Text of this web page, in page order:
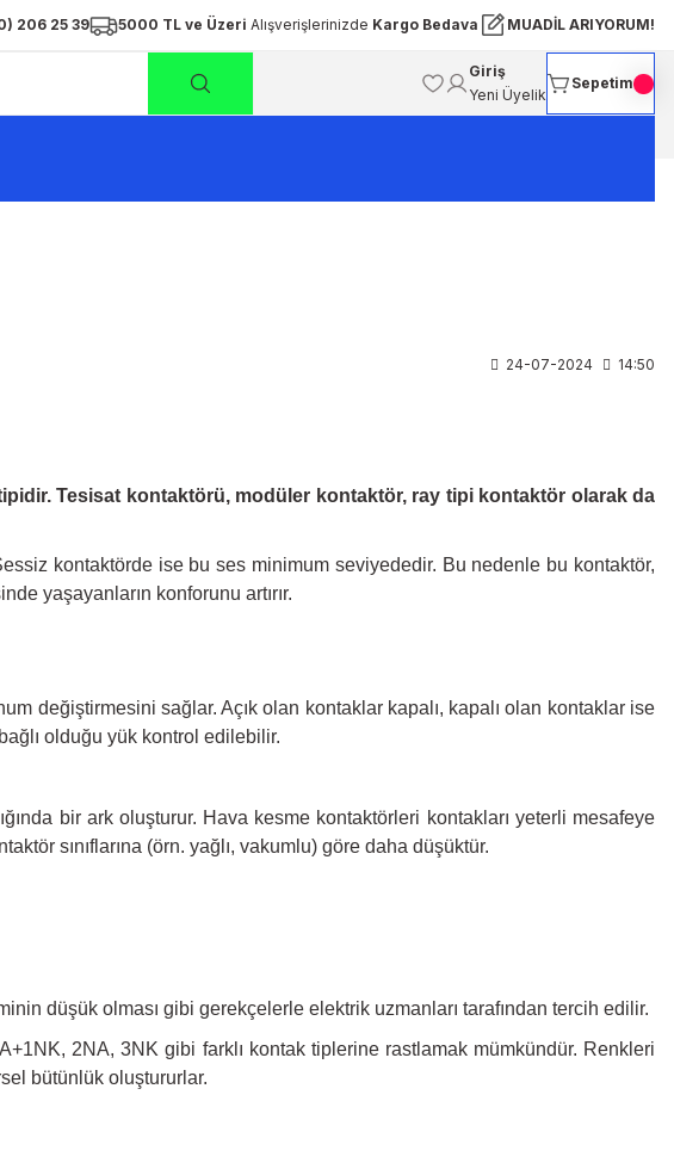
206 25 39 5000 TL ve Üzeri Alışverişlerinizde Kargo Bedava MUADİL ARIYORUM!
Giriş
Yeni Üyelik
Sepetim
24-07-2024 14:50
Tesisat kontaktörü, modüler kontaktör, ray tipi kontaktör olarak da
kontaktörde ise bu ses minimum seviyededir. Bu nedenle bu kontaktör,
yaşayanların konforunu artırır.
değiştirmesini sağlar. Açık olan kontaklar kapalı, kapalı olan kontaklar ise
olduğu yük kontrol edilebilir.
bir ark oluşturur. Hava kesme kontaktörleri kontakları yeterli mesafeye
sınıflarına (örn. yağlı, vakumlu) göre daha düşüktür.
düşük olması gibi gerekçelerle elektrik uzmanları tarafından tercih edilir.
2NA, 3NK gibi farklı kontak tiplerine rastlamak mümkündür. Renkleri
bütünlük oluştururlar.